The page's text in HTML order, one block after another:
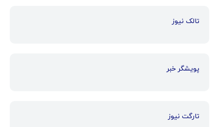
تالک نیوز
پویشگر خبر
تارگت نیوز